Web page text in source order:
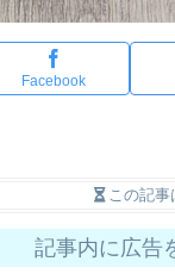
Facebook
この記事
記事内に広告